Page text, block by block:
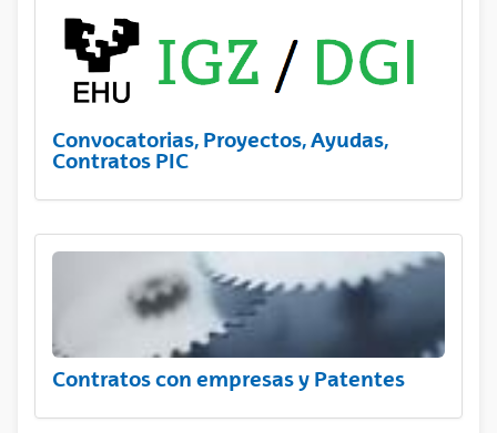
Convocatorias, Proyectos, Ayudas,
Contratos PIC
Contratos con empresas y Patentes